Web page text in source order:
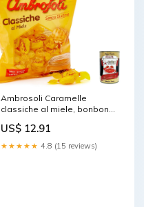
Ambrosoli Caramelle
classiche al miele, bonbons
Frucht- & Kräuterbonbons
italienisch Original cremeria
US$ 12.91
★★★★★ 4.8 (15 reviews)